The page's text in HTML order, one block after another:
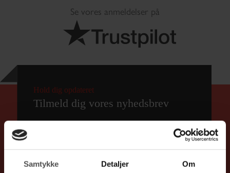
Samtykke Detaljer Om
Se vores anmeldelser på
2-5 gange om året vil du modtage vores nyhedsbrev med
tilbud,